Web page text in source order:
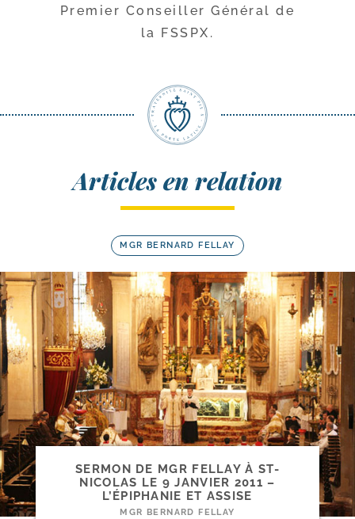
Premier Conseiller Général de
la FSSPX.
Articles en relation
MGR BERNARD FELLAY
SERMON DE MGR FELLAY À ST-​
NICOLAS LE 9 JANVIER 2011 –
L’ÉPIPHANIE ET ASSISE
MGR BERNARD FELLAY